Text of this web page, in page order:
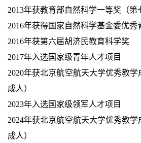
2013年获教育部自然科学一等奖（第
2016年获得国家自然科学基金委优秀
2016年获第六届胡济民教育科学奖
2017年入选国家级青年人才项目
2020年获北京航空航天大学优秀教
成人）
2023年入选国家级领军人才项目
2024年获北京航空航天大学优秀教
成人）